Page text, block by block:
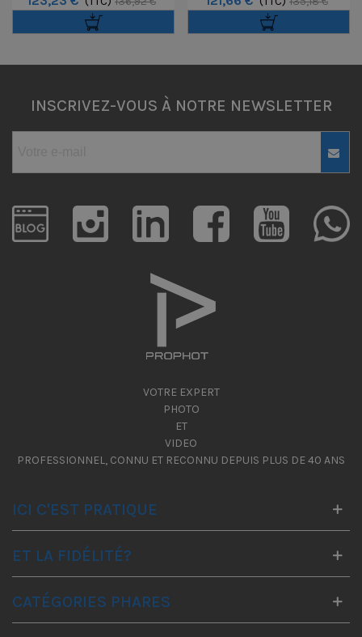
INSCRIVEZ-VOUS À NOTRE NEWSLETTER
VOTRE EXPERT
PHOTO
ET
VIDEO
PROFESSIONNEL, CONNU ET RECONNU DEPUIS PLUS DE 40 ANS
ICI C'EST PRATIQUE
ET LA FIDÉLITÉ?
CATÉGORIES PHARES